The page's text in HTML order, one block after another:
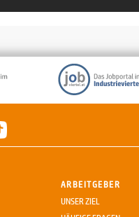
ARBEITGEBER
UNSER ZIEL